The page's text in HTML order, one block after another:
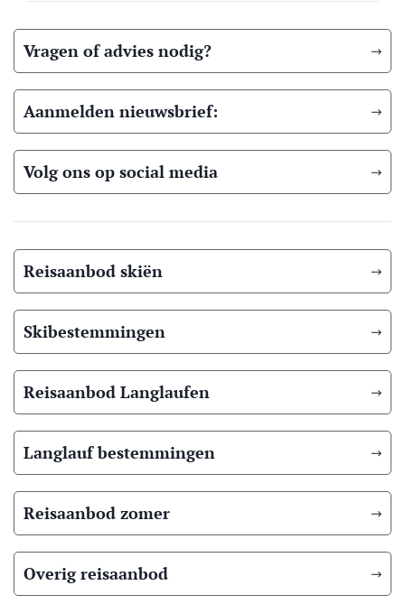
Vragen of advies nodig?
Aanmelden nieuwsbrief:
Volg ons op social media
Reisaanbod skiën
Skibestemmingen
Reisaanbod Langlaufen
Langlauf bestemmingen
Reisaanbod zomer
Overig reisaanbod